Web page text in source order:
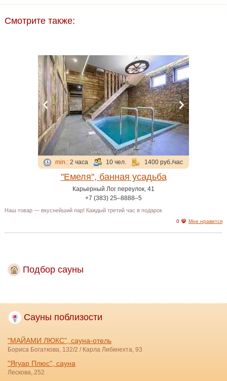
Смотрите также:
min.:2 часа 10 чел. 1400 руб./час
"Емеля", банная усадьба
Карьерный Лог переулок, 41
+7 (383) 25‒8888‒5
Наш товар — вкуснейший пар! Каждый третий час в подарок
0 Мне нравится
Подбор сауны
Сауны поблизости
"МАЙАМИ ЛЮКС", сауна-отель
Бориса Богаткова, 132/2 / Карла Либкнехта, 93
"Ягуар Плюс", сауна
Лескова, 252